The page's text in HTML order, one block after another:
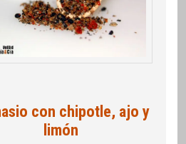
con chipotle, ajo y
limón